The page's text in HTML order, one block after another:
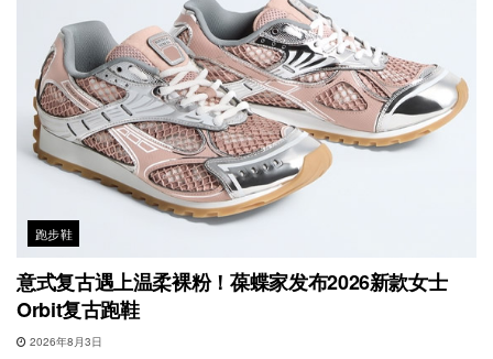
跑步鞋
意式复古遇上温柔裸粉！葆蝶家发布2026新款女士
Orbit复古跑鞋
2026年8月3日